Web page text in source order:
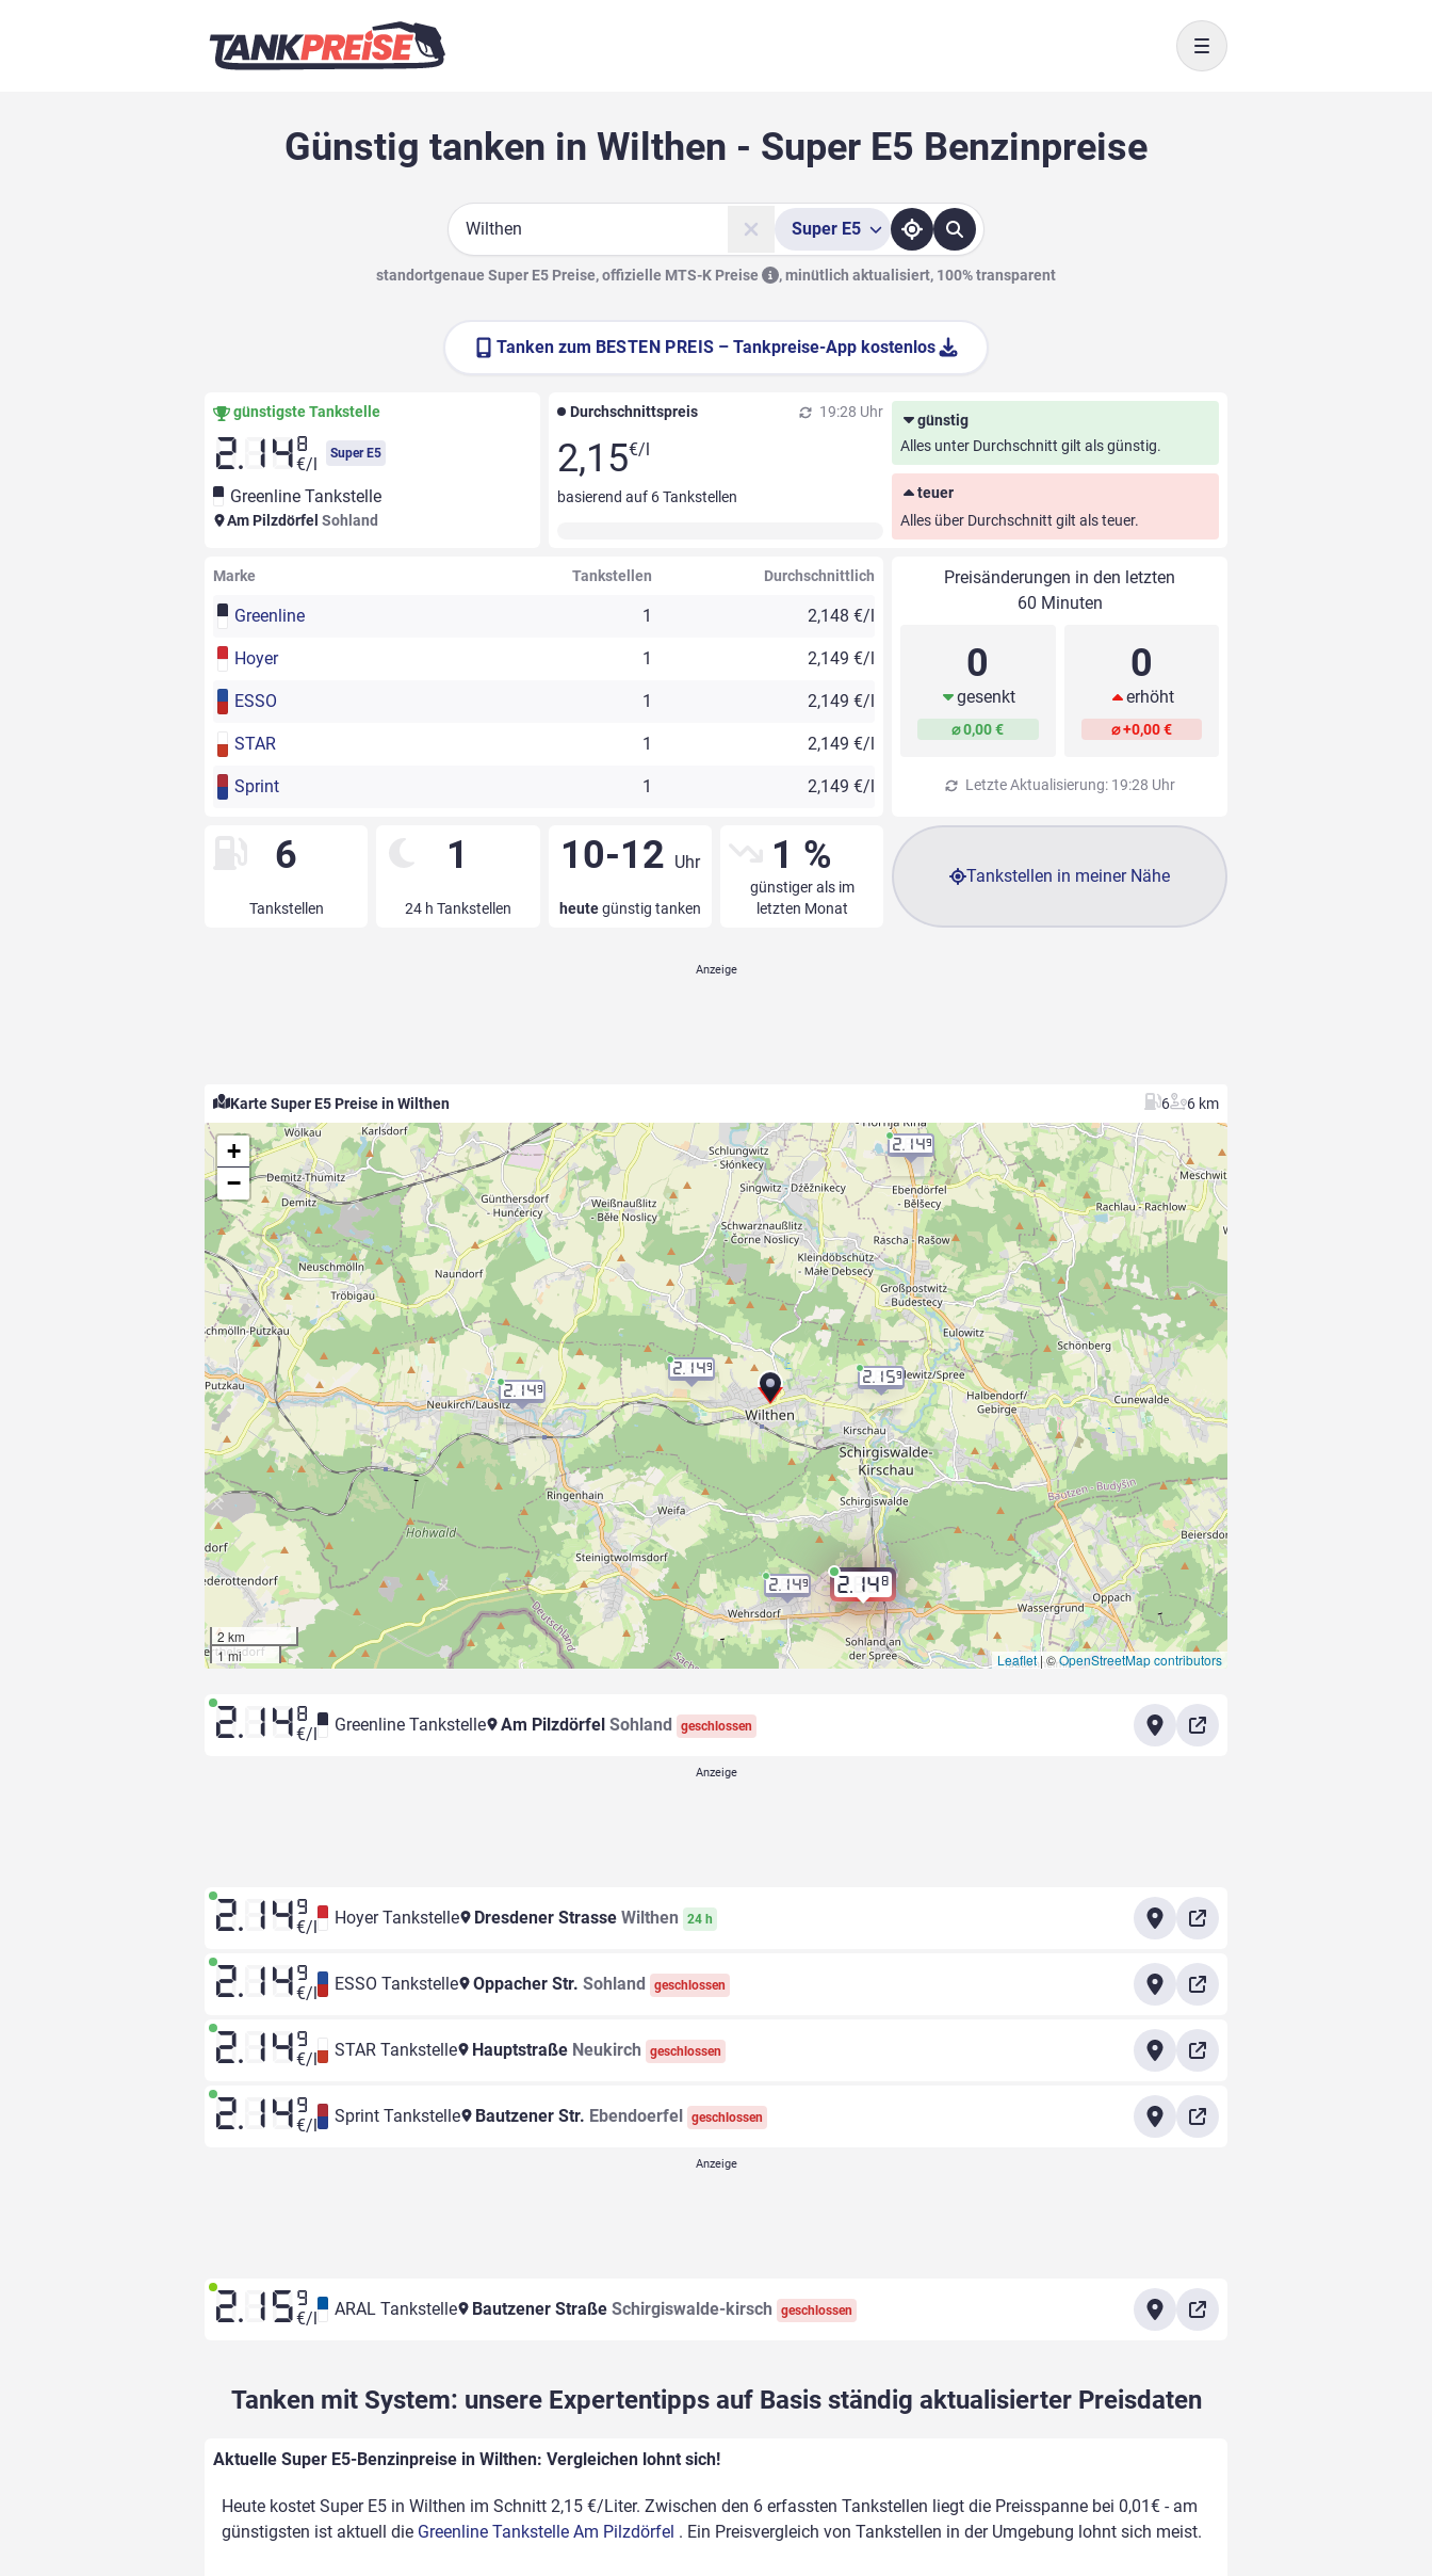
Toggle navigation
Günstig tanken in Wilthen - Super E5 Benzinpreise
Suche
Super E5
standortgenaue Super E5 Preise, offizielle MTS-K Preise ,minütlich aktualisiert, 100% transparent
Tanken zum BESTEN PREIS – Tankpreise-App kostenlos
günstigste Tankstelle
2.14 8
€/l
Super E5
Greenline Tankstelle
Am Pilzdörfel Sohland
Durchschnittspreis 19:28 Uhr
2,15€/l
basierend auf 6Tankstellen
günstig
Alles unter Durchschnitt gilt als günstig.
teuer
Alles über Durchschnitt gilt als teuer.
Marke Tankstellen Durchschnittlich
Greenline 1 2,148 €/l
Hoyer 1 2,149 €/l
ESSO 1 2,149 €/l
STAR 1 2,149 €/l
Sprint 1 2,149 €/l
Preisänderungen in den letzten
60 Minuten
0
gesenkt
⌀ 0,00 €
0
erhöht
⌀ +0,00 €
Letzte Aktualisierung: 19:28 Uhr
6
Tankstellen
1
24 h Tankstellen
10-12 Uhr
heutegünstig tanken
1 %
günstiger als im
letzten Monat
Tankstellen in meiner Nähe
Karte Super E5 Preise in Wilthen 6 6 km
2.148
2.159
2.149
2.149
2.149
2.149
+
−
2 km
1 mi
Leaflet |©OpenStreetMap contributors
2.14 8
€/l Greenline Tankstelle Am Pilzdörfel Sohland geschlossen
2.14 9
€/l Hoyer Tankstelle Dresdener Strasse Wilthen 24 h
2.14 9
€/l ESSO Tankstelle Oppacher Str. Sohland geschlossen
2.14 9
€/l STAR Tankstelle Hauptstraße Neukirch geschlossen
2.14 9
€/l Sprint Tankstelle Bautzener Str. Ebendoerfel geschlossen
2.15 9
€/l ARAL Tankstelle Bautzener Straße Schirgiswalde-kirsch geschlossen
Tanken mit System: unsere Expertentipps auf Basis ständig aktualisierter Preisdaten
Aktuelle Super E5-Benzinpreise in Wilthen: Vergleichen lohnt sich!
Heute kostet Super E5 in Wilthen im Schnitt 2,15 €/Liter. Zwischen den 6 erfassten Tankstellen liegt die Preisspanne bei 0,01€ - am
günstigsten ist aktuell die Greenline Tankstelle Am Pilzdörfel . Ein Preisvergleich von Tankstellen in der Umgebung lohnt sich meist.